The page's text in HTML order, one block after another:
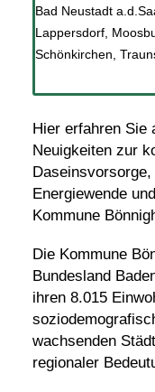
Hier erfahren Sie
Neuigkeiten zur
Energiewende
Kommune
Die Kommune
Bundesland
ihren 8.015
wachsenden
regionaler
Bad Neustadt
Lappersdorf,
Schönkirchen